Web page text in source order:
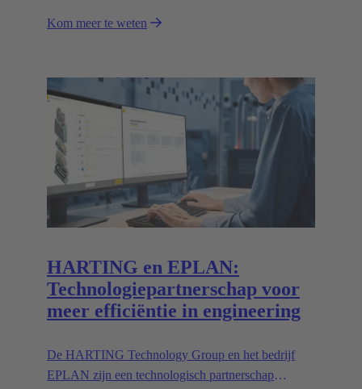
speciale rol in het ontwerp van modulariteit. Dit
gemodulariseerd hebben - en ze nu tegen aanzienlijk
lagere kosten en in minder tijd produceren.
Kom meer te weten
HARTING en EPLAN:
Technologiepartnerschap voor
meer efficiëntie in engineering
De HARTING Technology Group en het bedrijf
EPLAN zijn een technologisch partnerschap